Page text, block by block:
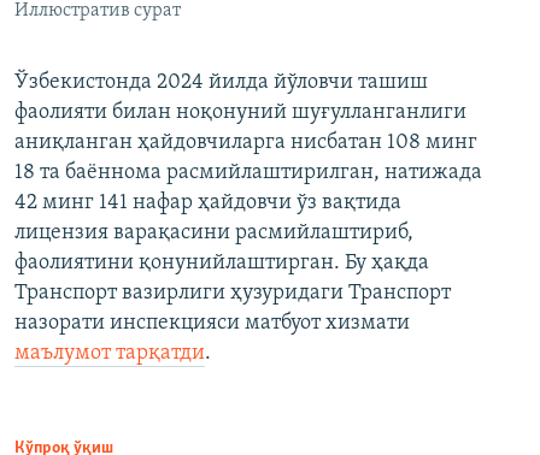
Иллюстратив сурат
Ўзбекистонда 2024 йилда йўловчи ташиш
фаолияти билан ноқонуний шуғулланганлиги
аниқланган ҳайдовчиларга нисбатан 108 минг
18 та баённома расмийлаштирилган, натижада
42 минг 141 нафар ҳайдовчи ўз вақтида
лицензия варақасини расмийлаштириб,
фаолиятини қонунийлаштирган. Бу ҳақда
Транспорт вазирлиги ҳузуридаги Транспорт
назорати инспекцияси матбуот хизмати
маълумот тарқатди.
Кўпроқ ўқиш